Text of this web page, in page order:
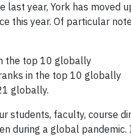
last year, York has
this year. Of particular
the top 10 globally
in the top 10 globally
globally.
faculty, course
during a global